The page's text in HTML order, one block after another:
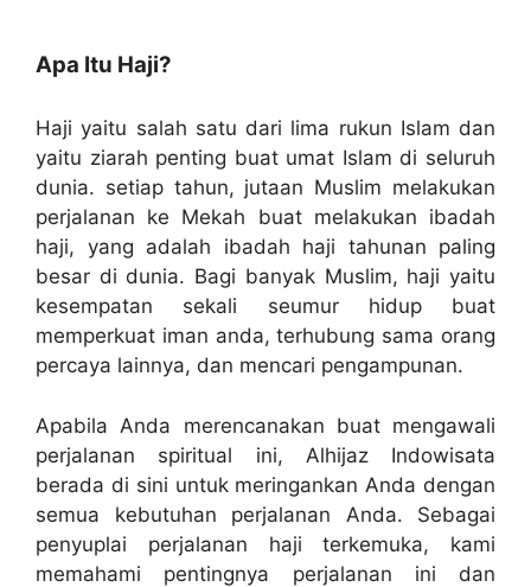
Apa Itu Haji?
Haji yaitu salah satu dari lima rukun Islam dan
yaitu ziarah penting buat umat Islam di seluruh
dunia. setiap tahun, jutaan Muslim melakukan
perjalanan ke Mekah buat melakukan ibadah
haji, yang adalah ibadah haji tahunan paling
besar di dunia. Bagi banyak Muslim, haji yaitu
kesempatan sekali seumur hidup buat
memperkuat iman anda, terhubung sama orang
percaya lainnya, dan mencari pengampunan.
Apabila Anda merencanakan buat mengawali
perjalanan spiritual ini, Alhijaz Indowisata
berada di sini untuk meringankan Anda dengan
semua kebutuhan perjalanan Anda. Sebagai
penyuplai perjalanan haji terkemuka, kami
memahami pentingnya perjalanan ini dan